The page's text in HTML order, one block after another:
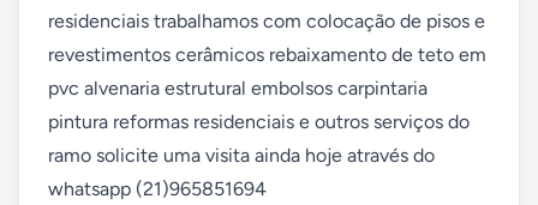
residenciais trabalhamos com colocação de pisos e
revestimentos cerâmicos rebaixamento de teto em
pvc alvenaria estrutural embolsos carpintaria
pintura reformas residenciais e outros serviços do
ramo solicite uma visita ainda hoje através do
whatsapp (21)965851694